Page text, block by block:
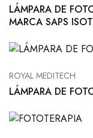
LÁMPARA DE
MARCA SAPS
ROYAL MEDITECH
LÁMPARA DE